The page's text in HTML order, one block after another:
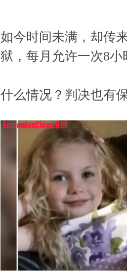
如今时间未满，却传
狱，每月允许一次8
什么情况？判决也有